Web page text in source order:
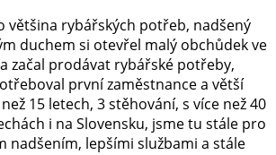
většina rybářských potřeb, nadšený
duchem si otevřel malý obchůdek ve
začal prodávat rybářské potřeby,
první zaměstnance a větší
15 letech, 3 stěhování, s více než 40
i na Slovensku, jsme tu stále pro
nadšením, lepšími službami a stále